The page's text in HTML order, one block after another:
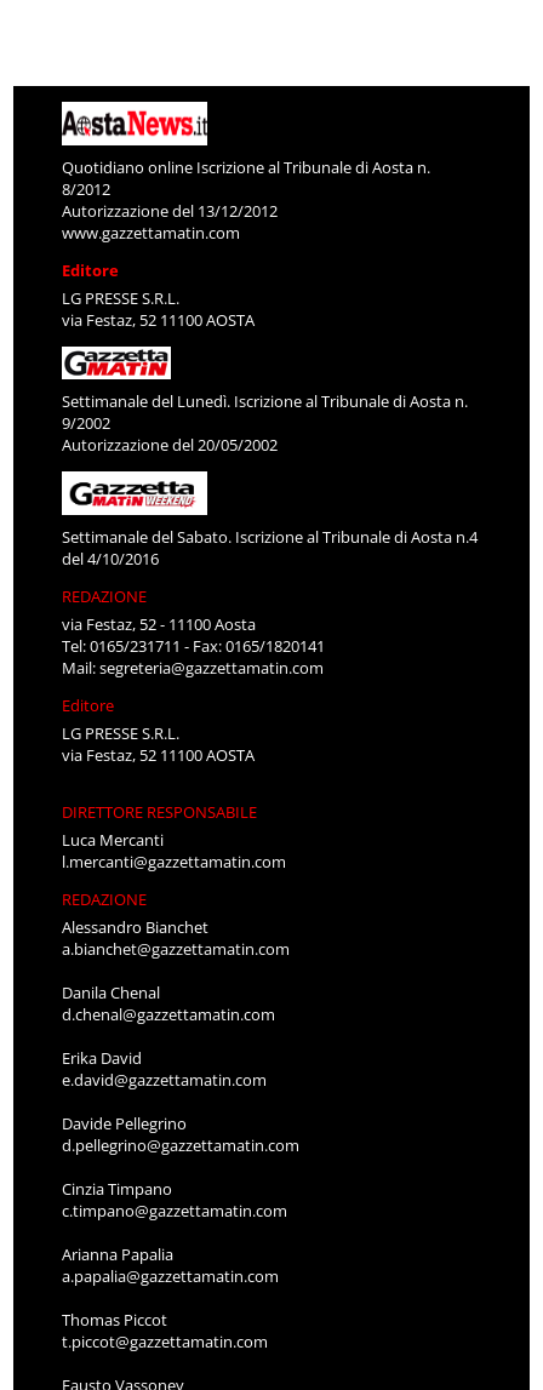
Quotidiano online Iscrizione al Tribunale di Aosta n.
8/2012
Autorizzazione del 13/12/2012
www.gazzettamatin.com
Editore
LG PRESSE S.R.L.
via Festaz, 52 11100 AOSTA
Settimanale del Lunedì. Iscrizione al Tribunale di Aosta n.
9/2002
Autorizzazione del 20/05/2002
Settimanale del Sabato. Iscrizione al Tribunale di Aosta n.4
del 4/10/2016
REDAZIONE
via Festaz, 52 - 11100 Aosta
Tel: 0165/231711 - Fax: 0165/1820141
Mail:segreteria@gazzettamatin.com
Editore
LG PRESSE S.R.L.
via Festaz, 52 11100 AOSTA
DIRETTORE RESPONSABILE
Luca Mercanti
l.mercanti@gazzettamatin.com
REDAZIONE
Alessandro Bianchet
a.bianchet@gazzettamatin.com
Danila Chenal
d.chenal@gazzettamatin.com
Erika David
e.david@gazzettamatin.com
Davide Pellegrino
d.pellegrino@gazzettamatin.com
Cinzia Timpano
c.timpano@gazzettamatin.com
Arianna Papalia
a.papalia@gazzettamatin.com
Thomas Piccot
t.piccot@gazzettamatin.com